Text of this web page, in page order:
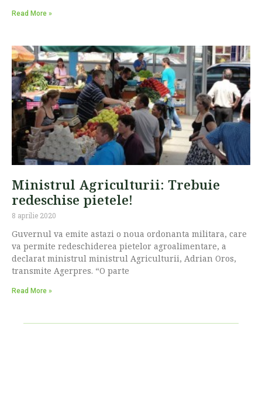
Read More »
Ministrul Agriculturii: Trebuie
redeschise pietele!
8 aprilie 2020
Guvernul va emite astazi o noua ordonanta militara, care
va permite redeschiderea pietelor agroalimentare, a
declarat ministrul ministrul Agriculturii, Adrian Oros,
transmite Agerpres. “O parte
Read More »